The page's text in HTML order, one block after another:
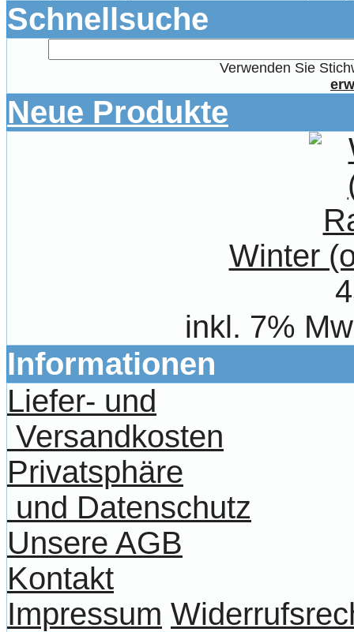
Schnellsuche
Verwenden Sie
Neue Produkte
Winter
inkl. 7%
Informationen
Liefer- und
Versandkosten
Privatsphäre
und Datenschutz
Unsere AGB
Kontakt
Impressum